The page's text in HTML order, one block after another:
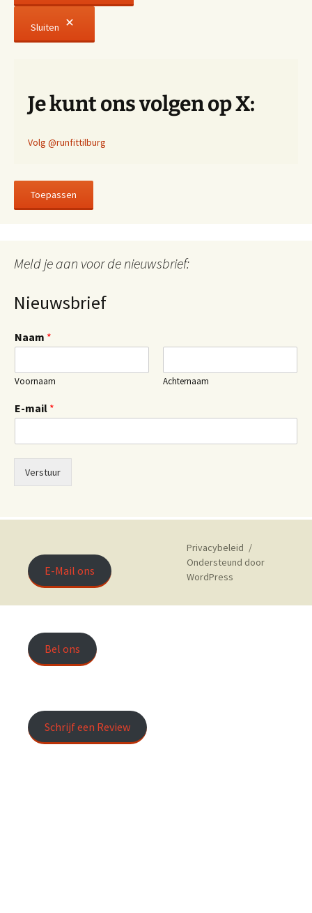
Sluiten
Je kunt ons volgen op X:
Volg @runfittilburg
Toepassen
Meld je aan voor de nieuwsbrief:
Nieuwsbrief
Naam *
Voornaam Achternaam
E-mail *
Verstuur
E-Mail ons
Bel ons
Schrijf een Review
Privacybeleid
Ondersteund door
WordPress